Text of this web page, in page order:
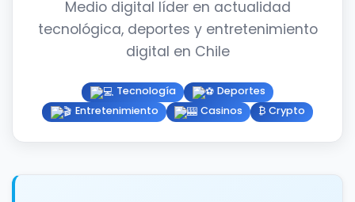
Medio digital líder en actualidad
tecnológica, deportes y entretenimiento
digital en Chile
Tecnología
Deportes
Entretenimiento
Casinos ₿ Crypto